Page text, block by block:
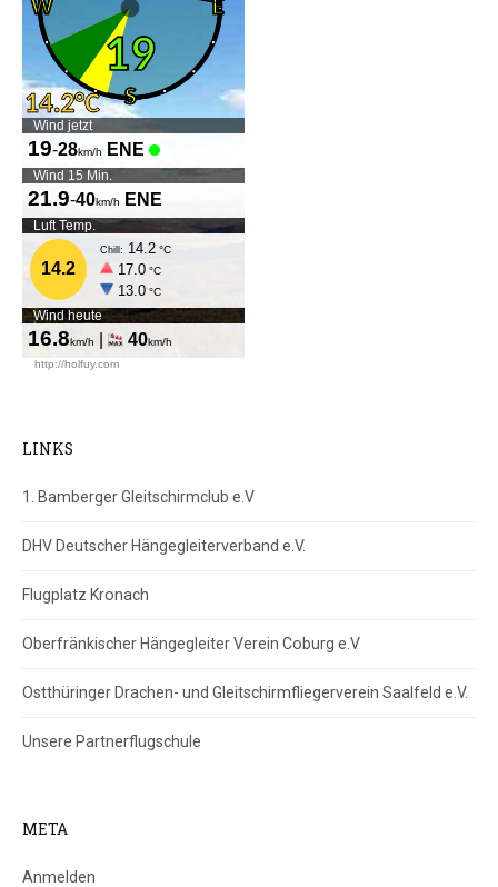
LINKS
1. Bamberger Gleitschirmclub e.V
DHV Deutscher Hängegleiterverband e.V.
Flugplatz Kronach
Oberfränkischer Hängegleiter Verein Coburg e.V
Ostthüringer Drachen- und Gleitschirmfliegerverein Saalfeld e.V.
Unsere Partnerflugschule
META
Anmelden